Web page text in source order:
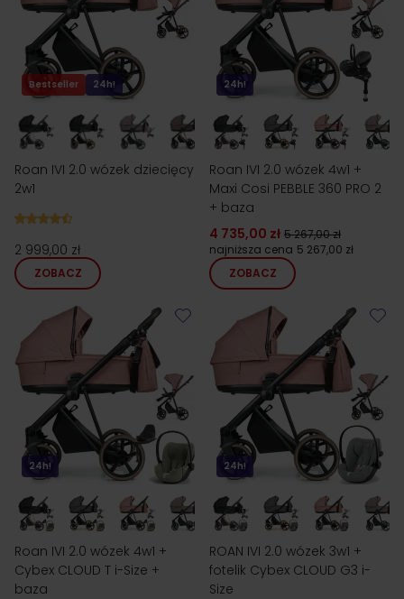
Bestseller 24h!
Roan IVI 2.0 wózek dziecięcy
2w1
2 999,00 zł
ZOBACZ
24h!
Roan IVI 2.0 wózek 4w1 +
Maxi Cosi PEBBLE 360 PRO 2
+ baza
4 735,00 zł 5 267,00 zł
najniższa cena 5 267,00 zł
ZOBACZ
24h!
Roan IVI 2.0 wózek 4w1 +
Cybex CLOUD T i-Size +
baza
24h!
ROAN IVI 2.0 wózek 3w1 +
fotelik Cybex CLOUD G3 i-
Size